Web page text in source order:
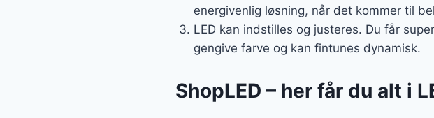
energivenlig løsning, når det kommer til
LED kan indstilles og justeres. Du får
gengive farve og kan fintunes dynamisk.
ShopLED – her får du alt i